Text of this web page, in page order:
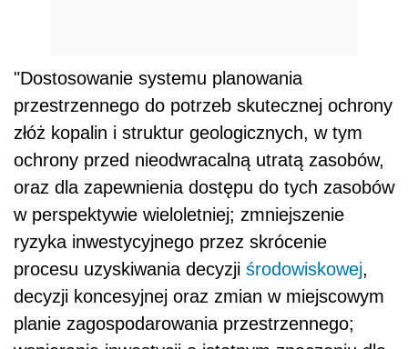
"Dostosowanie systemu planowania
przestrzennego do potrzeb skutecznej ochrony
złóż kopalin i struktur geologicznych, w tym
ochrony przed nieodwracalną utratą zasobów,
oraz dla zapewnienia dostępu do tych zasobów
w perspektywie wieloletniej; zmniejszenie
ryzyka inwestycyjnego przez skrócenie
procesu uzyskiwania decyzji środowiskowej,
decyzji koncesyjnej oraz zmian w miejscowym
planie zagospodarowania przestrzennego;